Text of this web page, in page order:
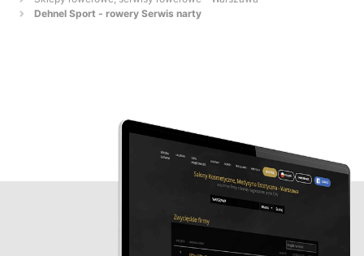
Dehnel Sport - rowery Serwis narty